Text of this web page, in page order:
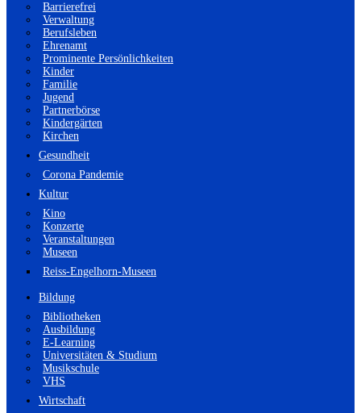
Barrierefrei
Verwaltung
Berufsleben
Ehrenamt
Prominente Persönlichkeiten
Kinder
Familie
Jugend
Partnerbörse
Kindergärten
Kirchen
Gesundheit
Corona Pandemie
Kultur
Kino
Konzerte
Veranstaltungen
Museen
Reiss-Engelhorn-Museen
Bildung
Bibliotheken
Ausbildung
E-Learning
Universitäten & Studium
Musikschule
VHS
Wirtschaft